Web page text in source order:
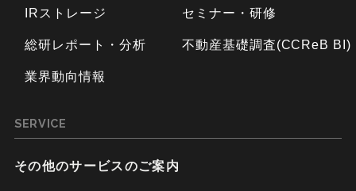
IRストレージ
総研レポート・分析
業界動向情報
セミナー・研修
不動産基礎調査(CCReB BI)
SERVICE
その他のサービスのご案内